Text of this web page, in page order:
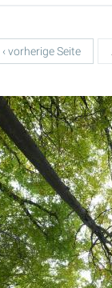
‹ vorherige Seite